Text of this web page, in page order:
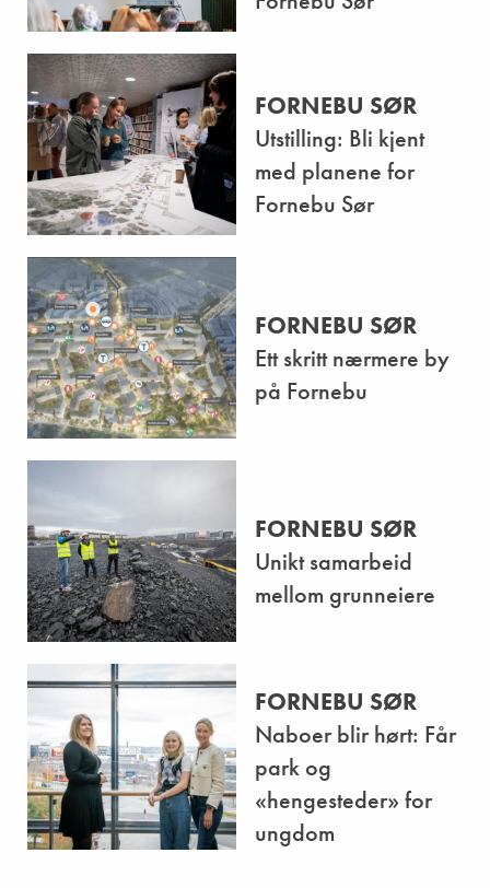
FORNEBU SØR
Utstilling: Bli kjent
med planene for
Fornebu Sør
FORNEBU SØR
Ett skritt nærmere by
på Fornebu
FORNEBU SØR
Unikt samarbeid
mellom grunneiere
FORNEBU SØR
Naboer blir hørt: Får
park og
«hengesteder» for
ungdom